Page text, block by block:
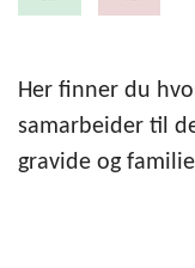
Her finner du
samarbeider til
gravide og